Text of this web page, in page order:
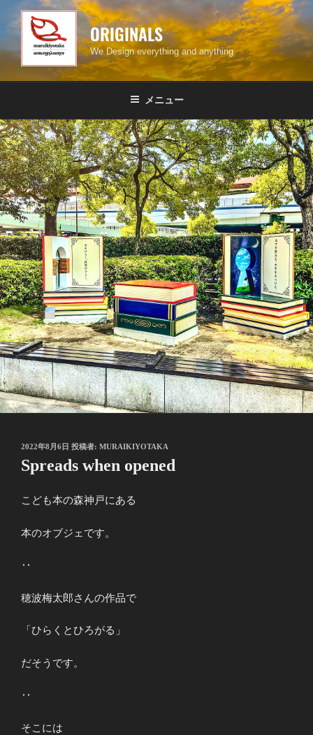
ン
キ
ッ
プ
ORIGINALS
We Design everything and anything
メニュー
投
稿
日:
2022年8月6日 投稿者: MURAIKIYOTAKA
Spreads when opened
こども本の森神戸にある
本のオブジェです。
‥
穂波梅太郎さんの作品で
「ひらくとひろがる」
だそうです。
‥
そこには